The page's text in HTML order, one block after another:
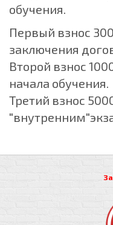
обучения.
Первый взнос
заключения
Второй взнос
начала обучения.
Третий взнос